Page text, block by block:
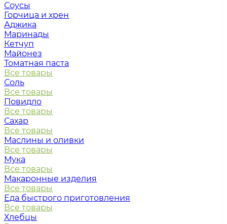
Соусы
Горчица и хрен
Аджика
Маринады
Кетчуп
Майонез
Томатная паста
Все товары
Соль
Все товары
Повидло
Все товары
Сахар
Все товары
Маслины и оливки
Все товары
Мука
Все товары
Макаронные изделия
Все товары
Еда быстрого приготовления
Все товары
Хлебцы